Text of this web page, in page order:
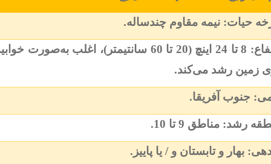
حیات: نیمه مقاوم چندساله.
ارتفاع: 8 تا 24 اینچ (20 تا 60 سانتیمتر)، اغلب به‌صورت
زمین رشد می‌کند.
جنوب آفریقا.
رشد: مناطق 9 تا 10 .
بهار و تابستان و / یا پاییز.